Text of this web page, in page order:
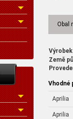
Obal
Země
Vhodné
Aprilia
Aprilia